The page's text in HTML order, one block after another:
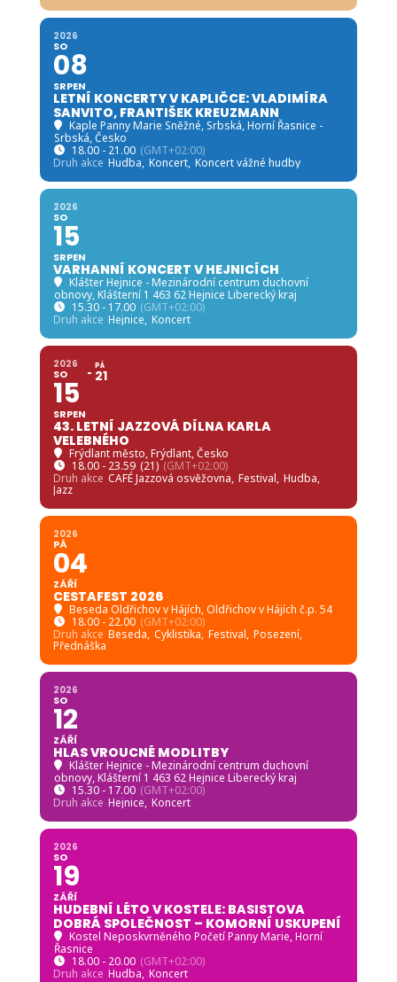
2026
SO
08
SRPEN
LETNÍ KONCERTY V KAPLIČCE: VLADIMÍRA
SANVITO, FRANTIŠEK KREUZMANN
Kaple Panny Marie Sněžné, Srbská, Horní Řasnice -
Srbská, Česko
18.00 - 21.00 (GMT+02:00)
Druh akce Hudba, Koncert, Koncert vážné hudby
2026
SO
15
SRPEN
VARHANNÍ KONCERT V HEJNICÍCH
Klášter Hejnice - Mezinárodní centrum duchovní
obnovy, Klášterní 1 463 62 Hejnice Liberecký kraj
15.30 - 17.00 (GMT+02:00)
Druh akce Hejnice, Koncert
2026
SO
15
SRPEN
PÁ
21
43. LETNÍ JAZZOVÁ DÍLNA KARLA
VELEBNÉHO
Frýdlant město, Frýdlant, Česko
18.00 - 23.59 (21) (GMT+02:00)
Druh akce CAFÉ Jazzová osvěžovna, Festival, Hudba,
Jazz
2026
PÁ
04
ZÁŘÍ
CESTAFEST 2026
Beseda Oldřichov v Hájích, Oldřichov v Hájích č.p. 54
18.00 - 22.00 (GMT+02:00)
Druh akce Beseda, Cyklistika, Festival, Posezení,
Přednáška
2026
SO
12
ZÁŘÍ
HLAS VROUCNÉ MODLITBY
Klášter Hejnice - Mezinárodní centrum duchovní
obnovy, Klášterní 1 463 62 Hejnice Liberecký kraj
15.30 - 17.00 (GMT+02:00)
Druh akce Hejnice, Koncert
2026
SO
19
ZÁŘÍ
HUDEBNÍ LÉTO V KOSTELE: BASISTOVA
DOBRÁ SPOLEČNOST – KOMORNÍ USKUPENÍ
Kostel Neposkvrněného Početí Panny Marie, Horní
Řasnice
18.00 - 20.00 (GMT+02:00)
Druh akce Hudba, Koncert